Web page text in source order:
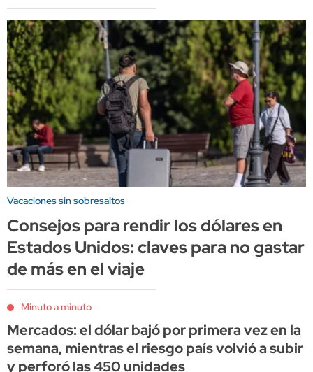
Vacaciones sin sobresaltos
Consejos para rendir los dólares en
Estados Unidos: claves para no gastar
de más en el viaje
Minuto a minuto
Mercados: el dólar bajó por primera vez en la
semana, mientras el riesgo país volvió a subir
y perforó las 450 unidades